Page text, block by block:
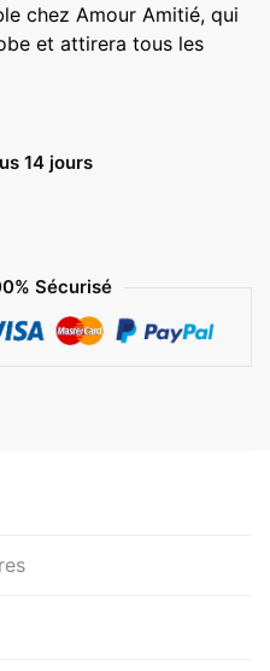
chez Amour Amitié, qui
et attirera tous les
14 jours
Sécurisé